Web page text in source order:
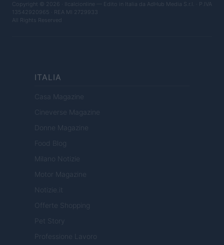
Copyright © 2026 · Ilcalcionline — Edito in Italia da AdHub Media S.r.l. · P.IVA
13542920965 · REA MI 2729933
All Rights Reserved
ITALIA
Casa Magazine
Cineverse Magazine
Donne Magazine
Food Blog
Milano Notizie
Motor Magazine
Notizie.it
Offerte Shopping
Pet Story
Professione Lavoro